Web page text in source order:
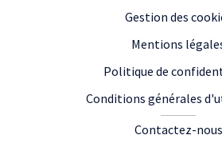
Gestion des
Mentions
Politique de
Conditions générales
Contactez-nous